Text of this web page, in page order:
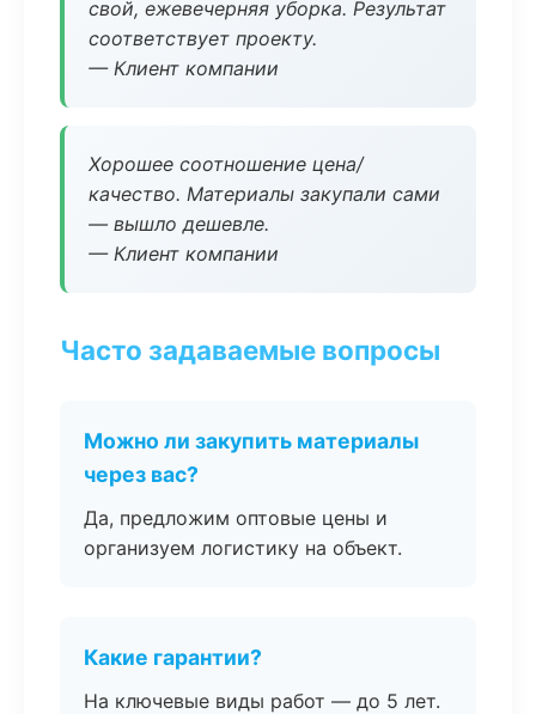
свой, ежевечерняя уборка. Результат
соответствует проекту.
— Клиент компании
Хорошее соотношение цена/
качество. Материалы закупали сами
— вышло дешевле.
— Клиент компании
Часто задаваемые вопросы
Можно ли закупить материалы
через вас?
Да, предложим оптовые цены и
организуем логистику на объект.
Какие гарантии?
На ключевые виды работ — до 5 лет.